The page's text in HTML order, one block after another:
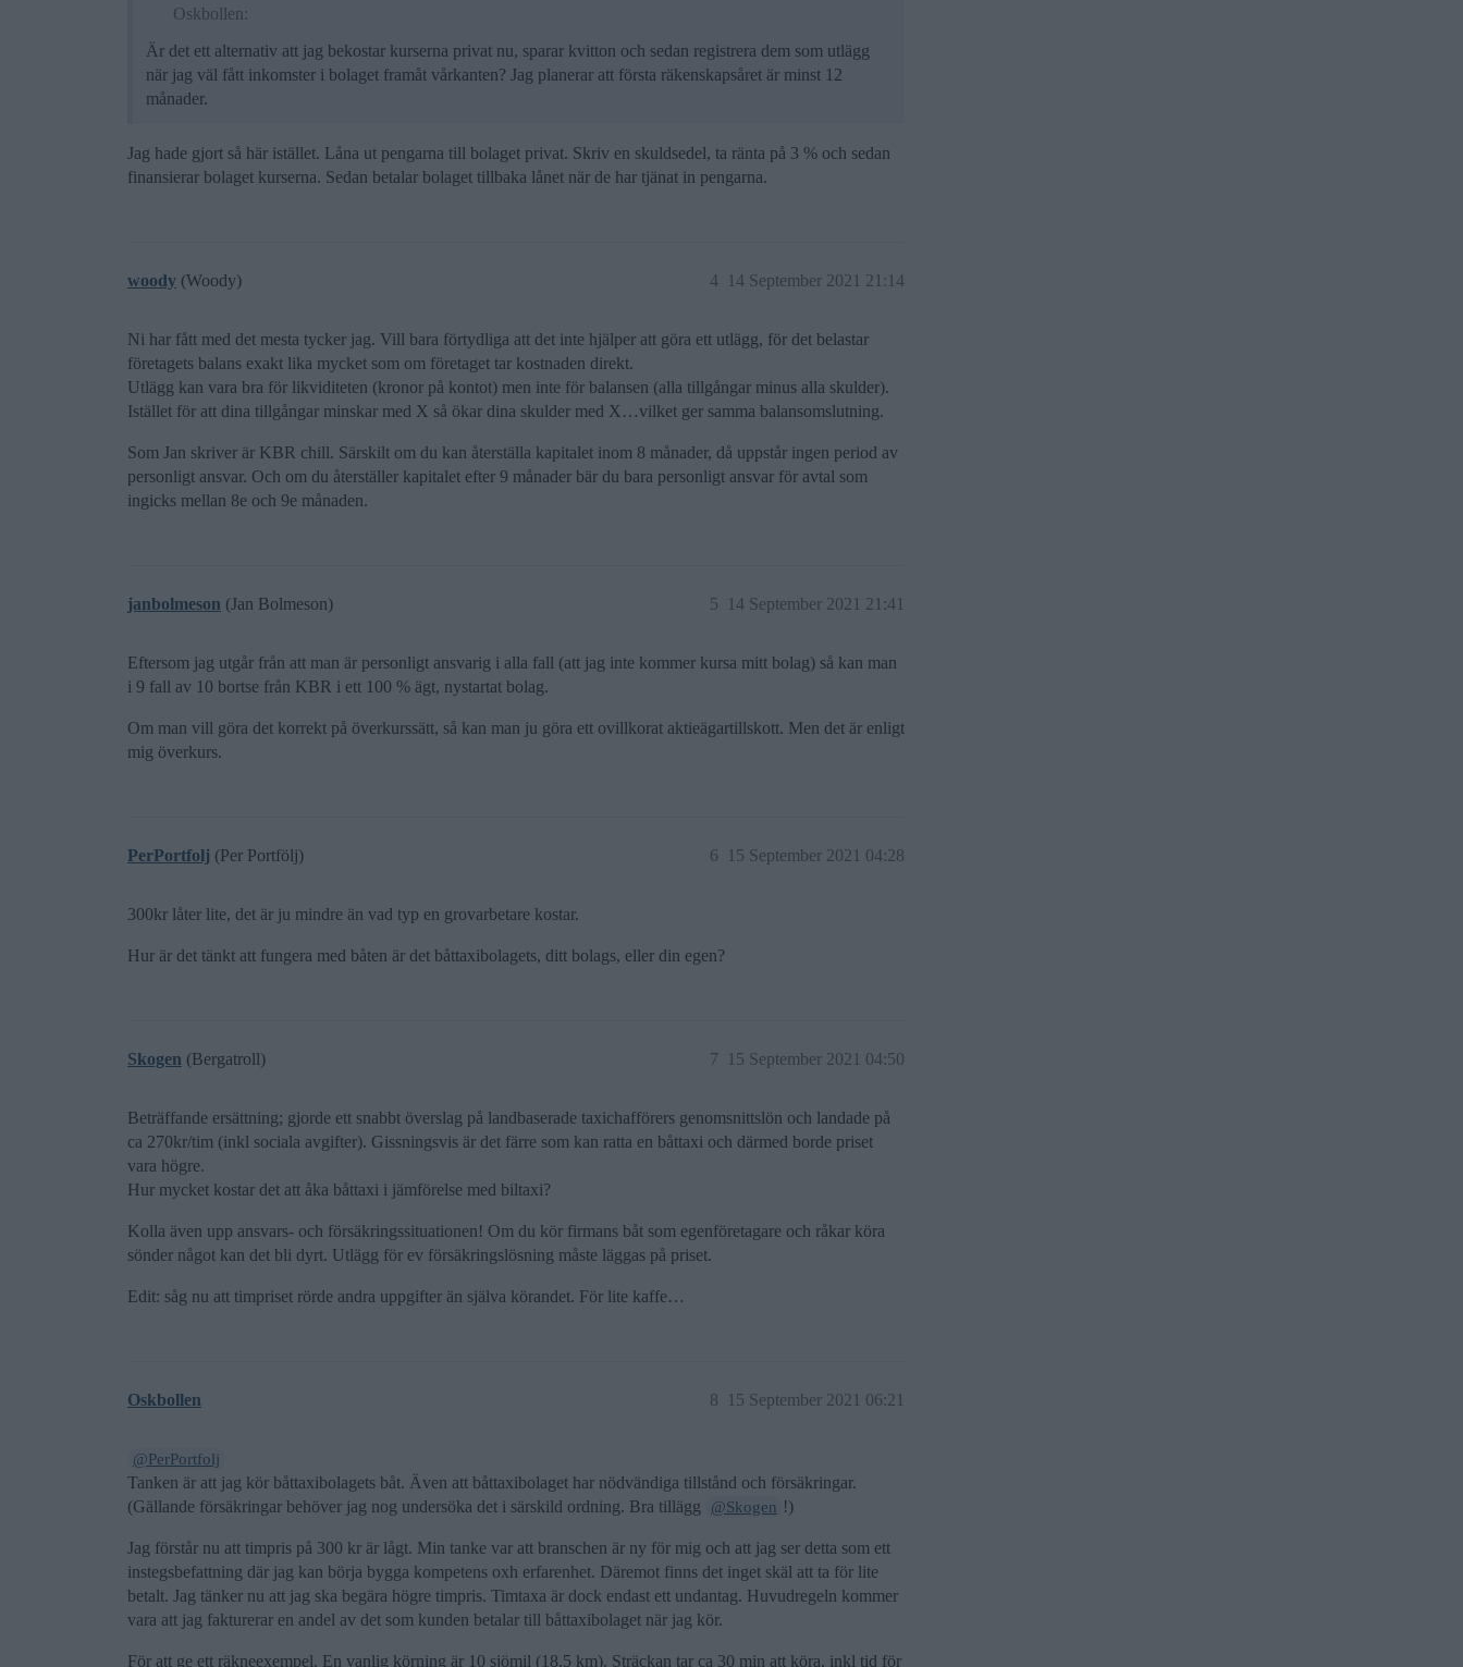
Oskbollen:
Är det ett alternativ att jag bekostar kurserna privat nu, sparar kvitton och sedan registrera dem som utlägg
när jag väl fått inkomster i bolaget framåt vårkanten? Jag planerar att första räkenskapsåret är minst 12
månader.
Jag hade gjort så här istället. Låna ut pengarna till bolaget privat. Skriv en skuldsedel, ta ränta på 3 % och sedan
finansierar bolaget kurserna. Sedan betalar bolaget tillbaka lånet när de har tjänat in pengarna.
woody (Woody) 14 September 2021 21:14
4
Ni har fått med det mesta tycker jag. Vill bara förtydliga att det inte hjälper att göra ett utlägg, för det belastar
företagets balans exakt lika mycket som om företaget tar kostnaden direkt.
Utlägg kan vara bra för likviditeten (kronor på kontot) men inte för balansen (alla tillgångar minus alla skulder).
Istället för att dina tillgångar minskar med X så ökar dina skulder med X…vilket ger samma balansomslutning.
Som Jan skriver är KBR chill. Särskilt om du kan återställa kapitalet inom 8 månader, då uppstår ingen period av
personligt ansvar. Och om du återställer kapitalet efter 9 månader bär du bara personligt ansvar för avtal som
ingicks mellan 8e och 9e månaden.
janbolmeson (Jan Bolmeson) 14 September 2021 21:41
5
Eftersom jag utgår från att man är personligt ansvarig i alla fall (att jag inte kommer kursa mitt bolag) så kan man
i 9 fall av 10 bortse från KBR i ett 100 % ägt, nystartat bolag.
Om man vill göra det korrekt på överkurssätt, så kan man ju göra ett ovillkorat aktieägartillskott. Men det är enligt
mig överkurs.
PerPortfolj (Per Portfölj) 15 September 2021 04:28
6
300kr låter lite, det är ju mindre än vad typ en grovarbetare kostar.
Hur är det tänkt att fungera med båten är det båttaxibolagets, ditt bolags, eller din egen?
Skogen (Bergatroll) 15 September 2021 04:50
7
Beträffande ersättning; gjorde ett snabbt överslag på landbaserade taxichafförers genomsnittslön och landade på
ca 270kr/tim (inkl sociala avgifter). Gissningsvis är det färre som kan ratta en båttaxi och därmed borde priset
vara högre.
Hur mycket kostar det att åka båttaxi i jämförelse med biltaxi?
Kolla även upp ansvars- och försäkringssituationen! Om du kör firmans båt som egenföretagare och råkar köra
sönder något kan det bli dyrt. Utlägg för ev försäkringslösning måste läggas på priset.
Edit: såg nu att timpriset rörde andra uppgifter än själva körandet. För lite kaffe…
Oskbollen 15 September 2021 06:21
8
@PerPortfolj
Tanken är att jag kör båttaxibolagets båt. Även att båttaxibolaget har nödvändiga tillstånd och försäkringar.
(Gällande försäkringar behöver jag nog undersöka det i särskild ordning. Bra tillägg
@Skogen !)
Jag förstår nu att timpris på 300 kr är lågt. Min tanke var att branschen är ny för mig och att jag ser detta som ett
instegsbefattning där jag kan börja bygga kompetens oxh erfarenhet. Däremot finns det inget skäl att ta för lite
betalt. Jag tänker nu att jag ska begära högre timpris. Timtaxa är dock endast ett undantag. Huvudregeln kommer
vara att jag fakturerar en andel av det som kunden betalar till båttaxibolaget när jag kör.
För att ge ett räkneexempel. En vanlig körning är 10 sjömil (18,5 km). Sträckan tar ca 30 min att köra, inkl tid för